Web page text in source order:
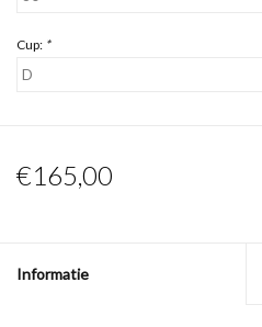
Cup: *
€165,00
Informatie